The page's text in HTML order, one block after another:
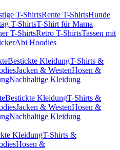
T-ShirtsRente T-ShirtsHunde
T-ShirtsT-Shirt für Mama
T-ShirtsRetro T-ShirtsTassen mit
Abi Hoodies
Bestickte KleidungT-Shirts &
Jacken & WestenHosen &
Nachhaltige Kleidung
Bestickte KleidungT-Shirts &
Jacken & WestenHosen &
Nachhaltige Kleidung
KleidungT-Shirts &
Hosen &